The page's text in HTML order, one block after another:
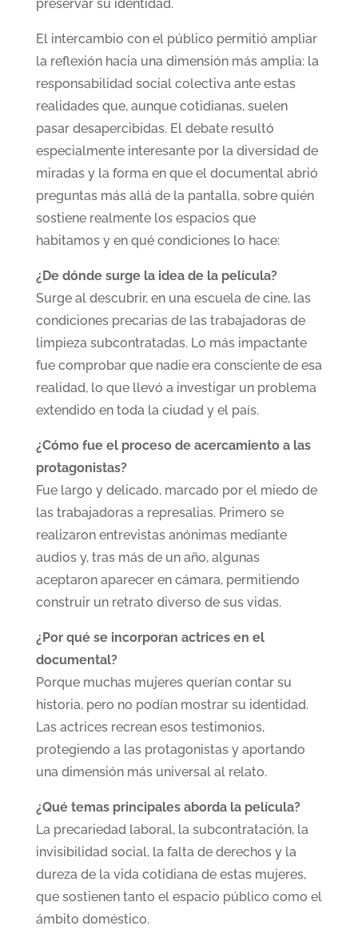
preservar su identidad.
El intercambio con el público permitió ampliar
la reflexión hacia una dimensión más amplia: la
responsabilidad social colectiva ante estas
realidades que, aunque cotidianas, suelen
pasar desapercibidas. El debate resultó
especialmente interesante por la diversidad de
miradas y la forma en que el documental abrió
preguntas más allá de la pantalla, sobre quién
sostiene realmente los espacios que
habitamos y en qué condiciones lo hace:
¿De dónde surge la idea de la película?
Surge al descubrir, en una escuela de cine, las
condiciones precarias de las trabajadoras de
limpieza subcontratadas. Lo más impactante
fue comprobar que nadie era consciente de esa
realidad, lo que llevó a investigar un problema
extendido en toda la ciudad y el país.
¿Cómo fue el proceso de acercamiento a las
protagonistas?
Fue largo y delicado, marcado por el miedo de
las trabajadoras a represalias. Primero se
realizaron entrevistas anónimas mediante
audios y, tras más de un año, algunas
aceptaron aparecer en cámara, permitiendo
construir un retrato diverso de sus vidas.
¿Por qué se incorporan actrices en el
documental?
Porque muchas mujeres querían contar su
historia, pero no podían mostrar su identidad.
Las actrices recrean esos testimonios,
protegiendo a las protagonistas y aportando
una dimensión más universal al relato.
¿Qué temas principales aborda la película?
La precariedad laboral, la subcontratación, la
invisibilidad social, la falta de derechos y la
dureza de la vida cotidiana de estas mujeres,
que sostienen tanto el espacio público como el
ámbito doméstico.